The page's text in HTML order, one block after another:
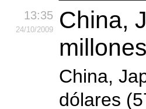
13:35
24/10/2009
China,
China,
dólares